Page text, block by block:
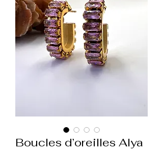
Boucles d’oreilles Alya